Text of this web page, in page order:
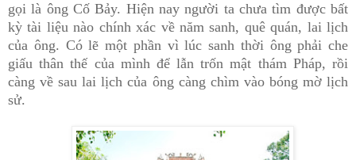
gọi là ông Cố Bảy. Hiện nay người ta chưa tìm được bất
kỳ tài liệu nào chính xác về năm sanh, quê quán, lai lịch
của ông. Có lẽ một phần vì lúc sanh thời ông phải che
giấu thân thế của mình để lẫn trốn mật thám Pháp, rồi
càng về sau lai lịch của ông càng chìm vào bóng mờ lịch
sử.